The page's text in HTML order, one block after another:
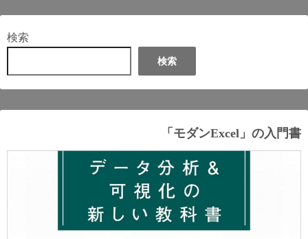
検索
検索
「モダンExcel」の入門書